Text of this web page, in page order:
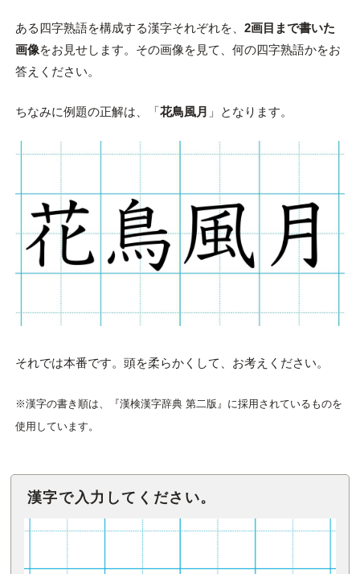
ある四字熟語を構成する漢字それぞれを、 2画目まで書いた
画像をお見せします。その画像を見て、何の四字熟語かをお
答えください。
ちなみに例題の正解は、「花鳥風月 」となります。
それでは本番です。頭を柔らかくして、お考えください。
※漢字の書き順は、『漢検漢字辞典 第二版』に採用されているものを
使用しています。
漢字で入力してください。